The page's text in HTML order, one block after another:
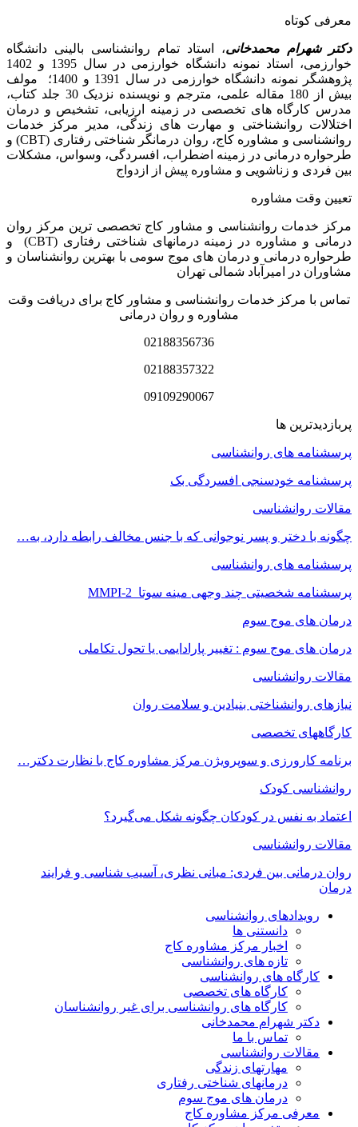
معرفی کوتاه
دکتر شهرام محمدخانی، استاد تمام روانشناسی بالینی دانشگاه
خوارزمی، استاد نمونه دانشگاه خوارزمی در سال 1395 و 1402
پژوهشگر نمونه دانشگاه خوارزمی در سال 1391 و 1400؛ مولف
بیش از 180 مقاله علمی، مترجم و نویسنده نزدیک 30 جلد کتاب،
مدرس کارگاه­ های تخصصی در زمینه ارزیابی، تشخیص و درمان
اختلالات روانشناختی و مهارت های زندگی، مدیر مرکز خدمات
روانشناسی و مشاوره کاج، روان­ درمانگر شناختی رفتاری (CBT) و
طرحواره درمانی در زمینه اضطراب، افسردگی، وسواس، مشکلات
بین فردی و زناشویی و مشاوره پیش از ازدواج
تعیین وقت مشاوره
مرکز خدمات روانشناسی و مشاور کاج تخصصی‏ ترین مرکز روان
درمانی و مشاوره در زمینه درمان‏های شناختی رفتاری (CBT) و
طرحواره درمانی و درمان های موج سومی با بهترین روانشناسان و
مشاوران در امیرآباد شمالی تهران
تماس با مرکز خدمات روانشناسی و مشاور کاج برای دریافت وقت
مشاوره و روان درمانی
02188356736
02188357322
09109290067
پربازدیدترین ها
پرسشنامه های روانشناسی
پرسشنامه خودسنجی افسردگی بک
مقالات روانشناسی
چگونه با دختر و پسر نوجوانی که با جنس مخالف رابطه دارد، به…
پرسشنامه های روانشناسی
پرسشنامه شخصیتی چند وجهی مینه سوتا MMPI-2
درمان های موج سوم
درمان های موج سوم : تغییر پارادایمی یا تحول تکاملی
مقالات روانشناسی
نیازهای روانشناختی بنیادین و سلامت روان
کارگاههای تخصصی
برنامه کارورزی و سوپرویژن مرکز مشاوره کاج با نظارت دکتر…
روانشناسی کودک
اعتماد به‌ نفس در کودکان چگونه شکل می‌گیرد؟
مقالات روانشناسی
روان درمانی بین فردی: مبانی نظری، آسیب شناسی و فرایند
درمان
رویدادهای روانشناسی
دانستنی ها
اخبار مرکز مشاوره کاج
تازه های روانشناسی
کارگاه های روانشناسی
کارگاه های تخصصی
کارگاه های روانشناسی برای غیر روانشناسان
دکتر شهرام محمدخانی
تماس با ما
مقالات روانشناسی
مهارتهای زندگی
درمانهای شناختی رفتاری
درمان های موج سوم
معرفی مرکز مشاوره کاج